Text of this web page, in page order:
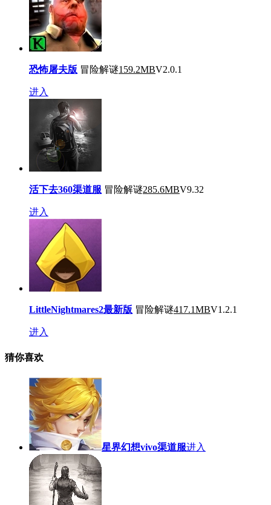
恐怖屠夫版 冒险解谜159.2MBV2.0.1
进入
活下去360渠道服 冒险解谜285.6MBV9.32
进入
LittleNightmares2最新版 冒险解谜417.1MBV1.2.1
进入
猜你喜欢
星界幻想vivo渠道服进入